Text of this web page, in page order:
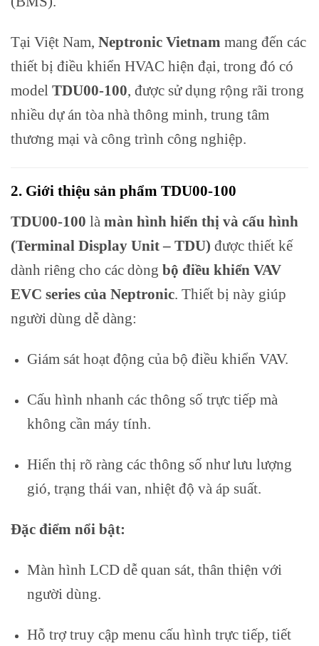
Tại Việt Nam, Neptronic Vietnam mang đến các
thiết bị điều khiển HVAC hiện đại, trong đó có
model TDU00-100, được sử dụng rộng rãi trong
nhiều dự án tòa nhà thông minh, trung tâm
thương mại và công trình công nghiệp.
2. Giới thiệu sản phẩm TDU00-100
TDU00-100 là màn hình hiển thị và cấu hình
(Terminal Display Unit – TDU) được thiết kế
dành riêng cho các dòng bộ điều khiển VAV
EVC series của Neptronic. Thiết bị này giúp
người dùng dễ dàng:
Giám sát hoạt động của bộ điều khiển VAV.
Cấu hình nhanh các thông số trực tiếp mà
không cần máy tính.
Hiển thị rõ ràng các thông số như lưu lượng
gió, trạng thái van, nhiệt độ và áp suất.
Đặc điểm nổi bật:
Màn hình LCD dễ quan sát, thân thiện với
người dùng.
Hỗ trợ truy cập menu cấu hình trực tiếp, tiết